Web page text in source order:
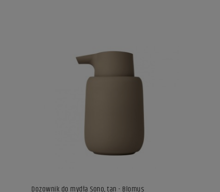
Dozownik do mydła Sono, tan - Blomus